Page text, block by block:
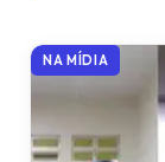
NA MÍDIA